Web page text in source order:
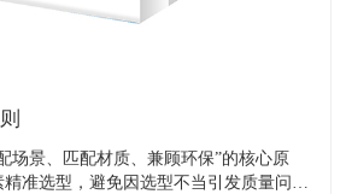
场景、匹配材质、兼顾环保”的核心原
准选型，避免因选型不当引发质量问